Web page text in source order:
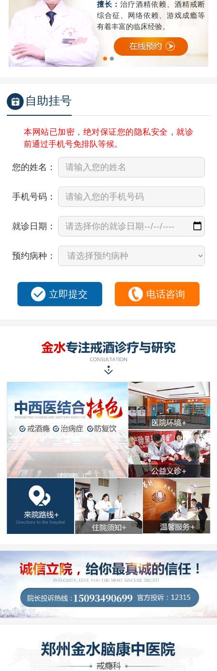
擅长：治疗酒精依赖、酒精戒断
综合征、网络依赖、游戏成瘾等
有着丰富的临床经验。
自助挂号
本网站已加密，绝对保证您的隐私安全，就诊
前通过手机号免排队等候。
您的姓名：
手机号码：
就诊日期：
预约病种：
立即提交 电话咨询